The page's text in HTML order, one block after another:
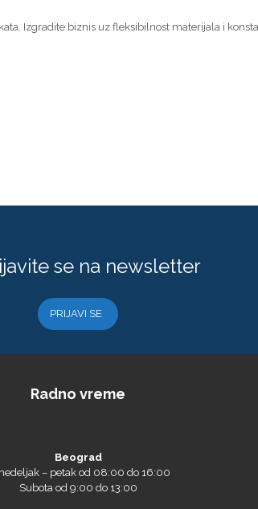
Izgradite biznis uz fleksibilnost materijala i
se na newsletter
PRIJAVI SE
Radno vreme
Beograd
– petak od 08:00 do 16:00
Subota od 9:00 do 13:00